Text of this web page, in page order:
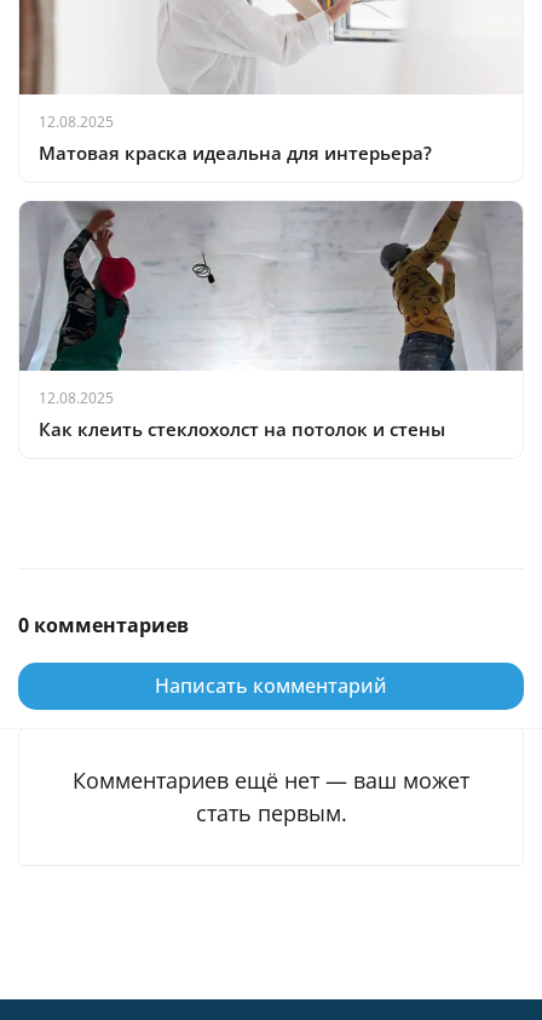
12.08.2025
Матовая краска идеальна для интерьера?
12.08.2025
Как клеить стеклохолст на потолок и стены
0 комментариев
Написать комментарий
Комментариев ещё нет — ваш может
стать первым.